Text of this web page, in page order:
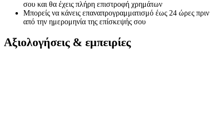
σου και θα έχεις πλήρη επιστροφή χρημάτων
Μπορείς να κάνεις επαναπρογραμματισμό έως 24 ώρες πριν
από την ημερομηνία της επίσκεψής σου
Αξιολογήσεις & εμπειρίες